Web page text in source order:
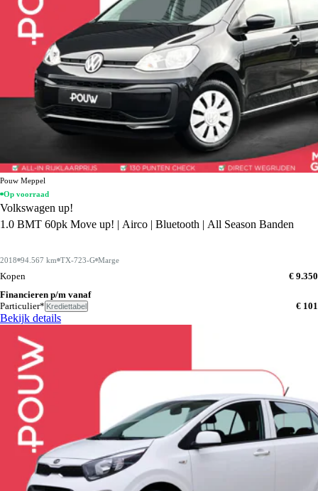
Pouw Meppel
Op voorraad
Volkswagen up!
1.0 BMT 60pk Move up! | Airco | Bluetooth | All Season Banden
2018 94.567 km TX-723-G Marge
Kopen
€ 9.350
Financieren p/m vanaf
Particulier* Krediettabel € 101
Bekijk details